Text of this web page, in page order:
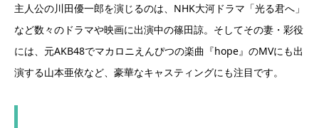
主人公の川田優一郎を演じるのは、NHK大河ドラマ「光る君へ」
など数々のドラマや映画に出演中の篠田諒。そしてその妻・彩役
には、元AKB48でマカロニえんぴつの楽曲『hope』のMVにも出
演する山本亜依など、豪華なキャスティングにも注目です。